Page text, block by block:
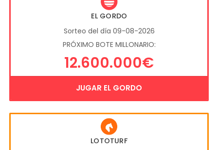
EL GORDO
Sorteo del día 09-08-2026
PRÓXIMO BOTE MILLONARIO:
12.600.000€
JUGAR EL GORDO
LOTOTURF